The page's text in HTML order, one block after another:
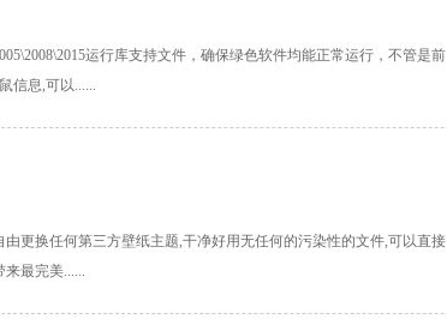
运行库支持文件，确保绿色软件均能正常运行，不管是前
信息,可以......
更换任何第三方壁纸主题,干净好用无任何的污染性的文件,可以直接
最完美......